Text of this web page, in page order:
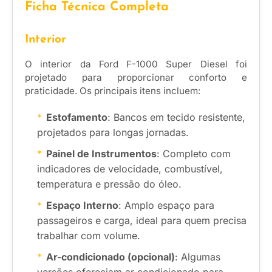
Ficha Técnica Completa
Interior
O interior da Ford F-1000 Super Diesel foi
projetado para proporcionar conforto e
praticidade. Os principais itens incluem:
Estofamento: Bancos em tecido resistente,
projetados para longas jornadas.
Painel de Instrumentos: Completo com
indicadores de velocidade, combustível,
temperatura e pressão do óleo.
Espaço Interno: Amplo espaço para
passageiros e carga, ideal para quem precisa
trabalhar com volume.
Ar-condicionado (opcional): Algumas